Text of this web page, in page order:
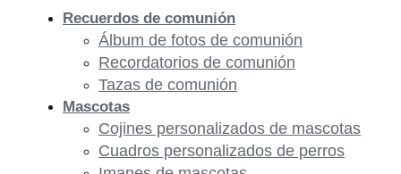
Recuerdos de comunión
Álbum de fotos de comunión
Recordatorios de comunión
Tazas de comunión
Mascotas
Cojines personalizados de mascotas
Cuadros personalizados de perros